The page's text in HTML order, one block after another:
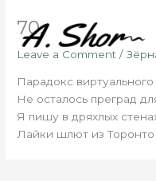
content
70.
Leave a Comment /
Парадокс
Не осталось преград
Я пишу в дряхлых
Лайки шлют из